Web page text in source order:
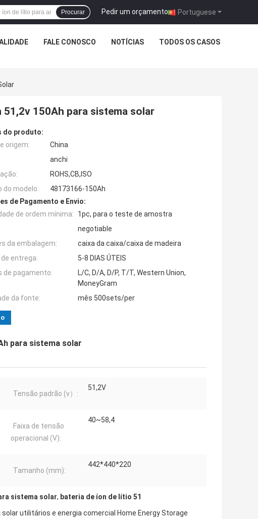
Portuguese
Pedir um orçamento |
Procurar
FALE CONOSCO NOTÍCIAS TODOS OS CASOS
150Ah para sistema solar
do produto:
origem:
China
anchi
ROHS,CB,ISO
do modelo:
48173166-150Ah
de Pagamento e Envio:
de ordem mínima:
1pc, para o teste de amostra
negotiable
da embalagem:
caixa da caixa/caixa de madeira
entrega:
5-8 DIAS ÚTEIS
de pagamento:
L/C, D/A, D/P, T/T, Western Union,
MoneyGram
da fonte:
mês 500sets/per
para sistema solar
Tensão padrão (v）:
51,2V
Faixa de tensão
operacional (V):
40~58,4
Tamanho (mm):
442*440*220
sistema solar, bateria de íon de lítio 51
utilitários e energia comercial Home Energy Storage